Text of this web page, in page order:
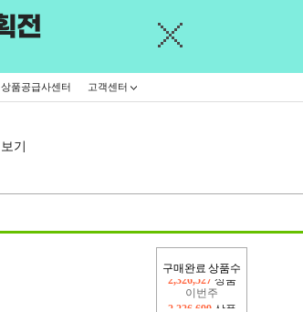
상품공급사센터 고객센터
기
구매완료 상품수
이번주
2,226,699 상품